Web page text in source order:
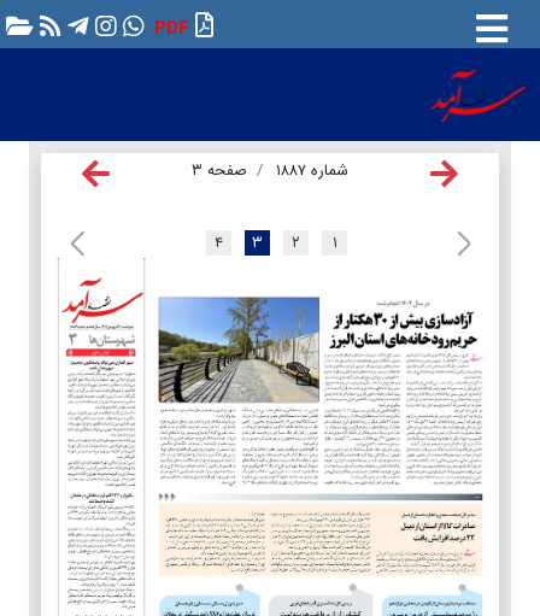
PDF
شماره ۱۸۸۷ صفحه ۳
۱ ۲ ۳ ۴